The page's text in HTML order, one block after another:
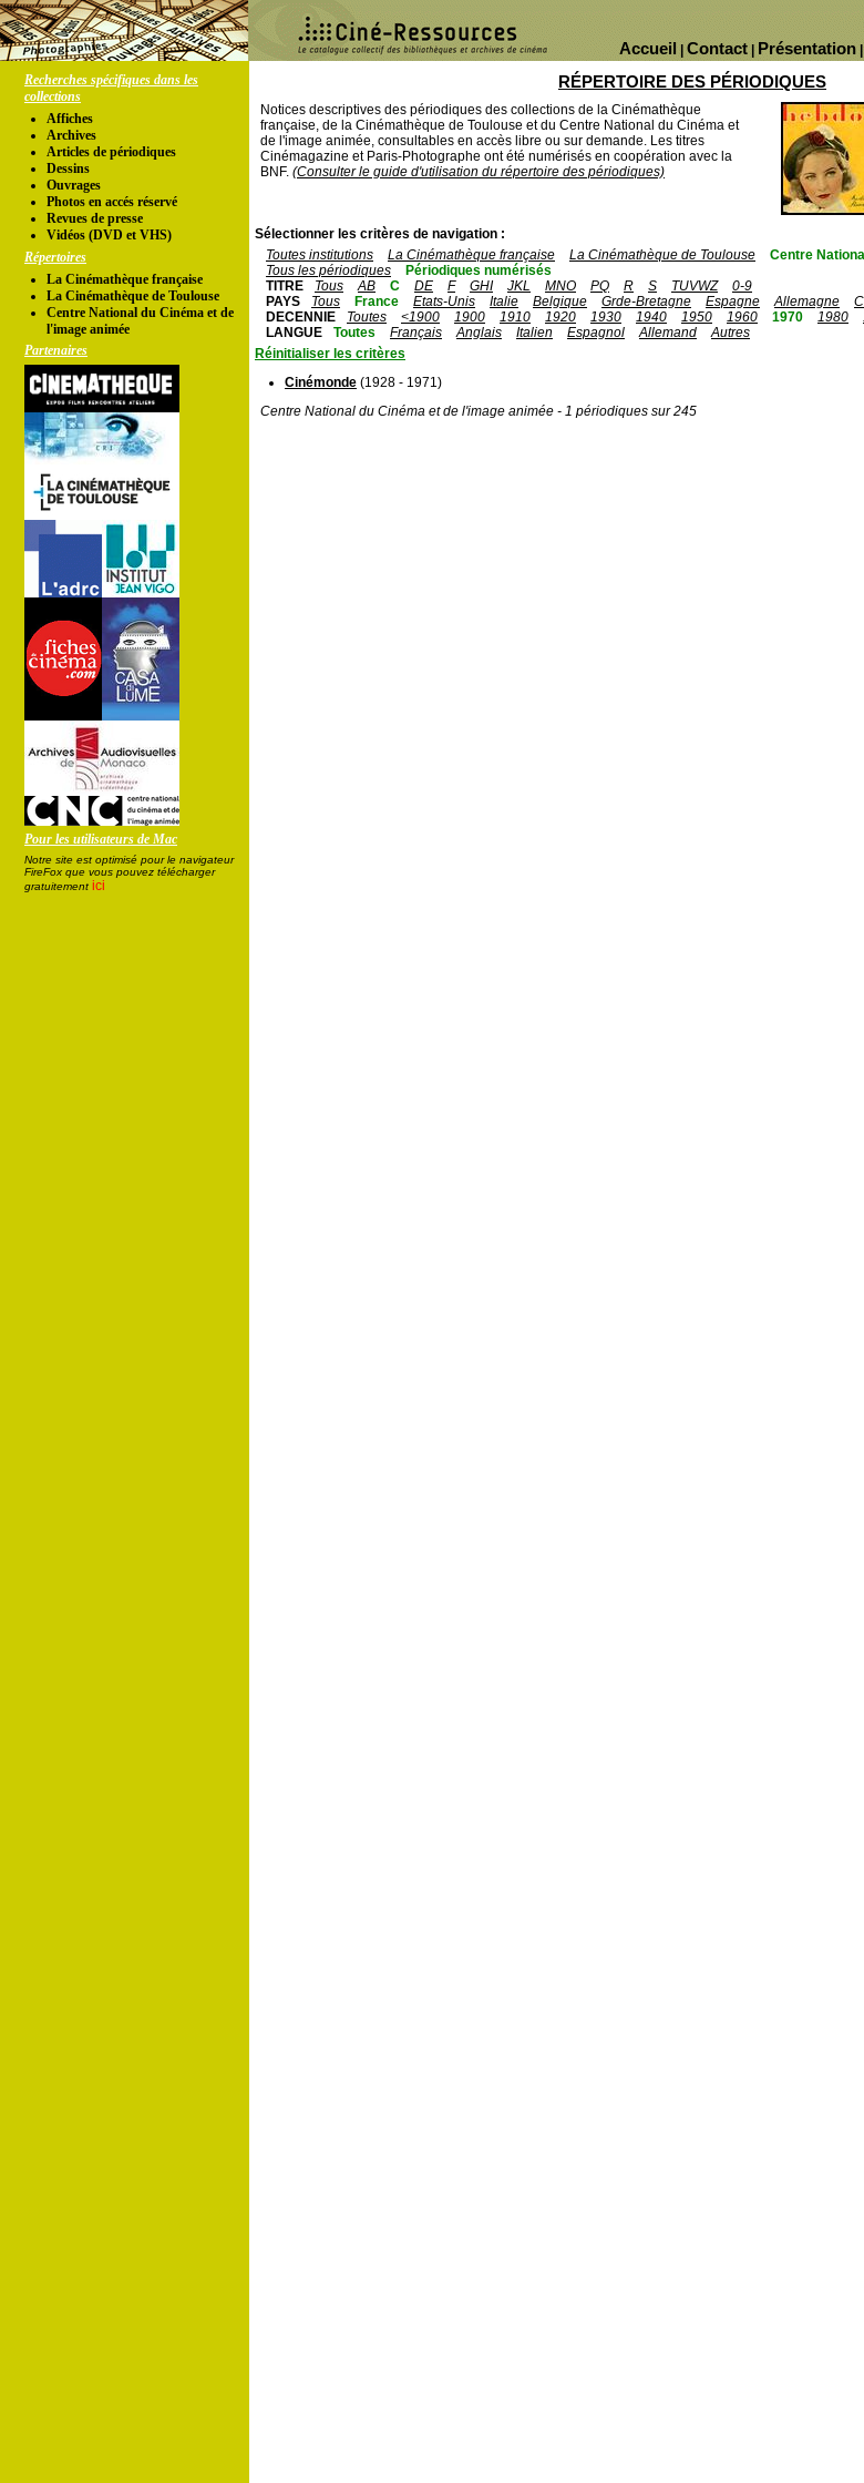
Présentation
Contact
Accueil
Recherches spécifiques dans les
collections
Affiches
Archives
Articles de périodiques
Dessins
Ouvrages
Photos en accés réservé
Revues de presse
Vidéos (DVD et VHS)
Répertoires
La Cinémathèque française
La Cinémathèque de Toulouse
Centre National du Cinéma et de
l'image animée
Partenaires
Pour les utilisateurs de Mac
Notre site est optimisé pour le navigateur
FireFox que vous pouvez télécharger
gratuitement ici
RÉPERTOIRE DES PÉRIODIQUES
Notices descriptives des périodiques des collections de la Cinémathèque
française, de la Cinémathèque de Toulouse et du Centre National du Cinéma et
de l'image animée, consultables en accès libre ou sur demande. Les titres
Cinémagazine et Paris-Photographe ont été numérisés en coopération avec la
BNF. (Consulter le guide d'utilisation du répertoire des périodiques)
Sélectionner les critères de navigation :
Toutes institutions
La Cinémathèque française La Cinémathèque de Toulouse
Centre
Tous les périodiques
Périodiques numérisés
TITRE
Tous AB C DE F GHI JKL MNO PQ R S TUVWZ
0-9
PAYS
Tous France Etats-Unis Italie Belgique Grde-Bretagne Espagne Allemagne
DECENNIE
Toutes <1900 1900 1910 1920 1930 1940 1950 1960 1970 1980
LANGUE
Toutes Français Anglais Italien Espagnol Allemand
Autres
Réinitialiser les critères
Cinémonde (1928 - 1971)
Centre National du Cinéma et de l'image animée - 1 périodiques sur 245